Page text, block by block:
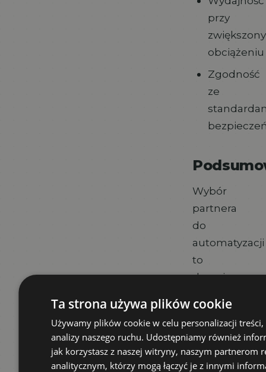
przy
obciążeniu
Zgodność
ze
Wybór
partnera
do
automatyzacji
to
decyzja
Nie kieruj
się
wyłącznie
ceną -
Ta strona używa plików cookie
Używamy plików cookie w celu personalizacji
analizy naszego ruchu. Udostępniamy również
jak korzystasz z naszej witryny, naszym partnerom
analitycznym, którzy mogą łączyć je z innymi